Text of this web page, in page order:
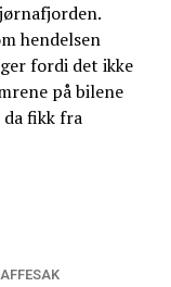
hendelsen
fordi det ikke
på bilene
fikk fra